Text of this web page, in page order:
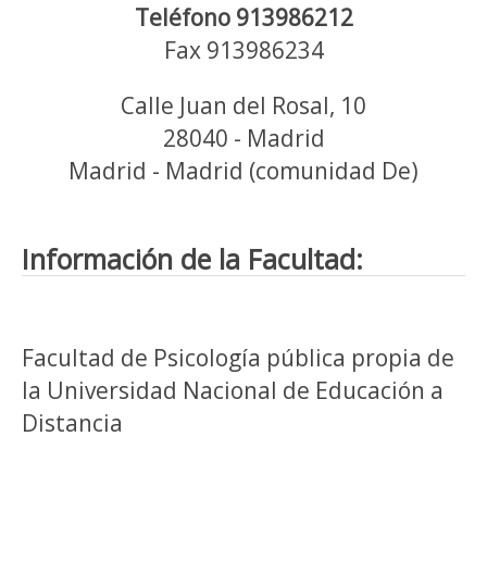
Teléfono 913986212
Fax 913986234
Calle Juan del Rosal, 10
28040 - Madrid
Madrid - Madrid (comunidad De)
Información de la Facultad:
Facultad de Psicología pública propia de
la Universidad Nacional de Educación a
Distancia